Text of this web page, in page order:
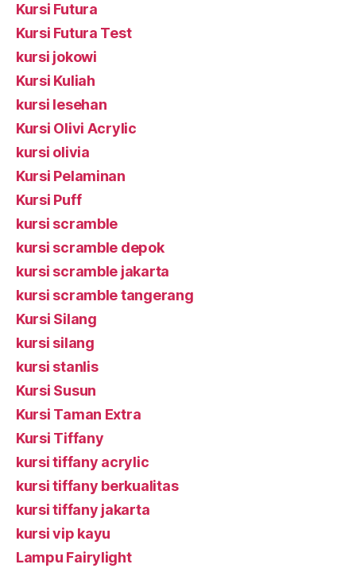
Kursi Futura
Kursi Futura Test
kursi jokowi
Kursi Kuliah
kursi lesehan
Kursi Olivi Acrylic
kursi olivia
Kursi Pelaminan
Kursi Puff
kursi scramble
kursi scramble depok
kursi scramble jakarta
kursi scramble tangerang
Kursi Silang
kursi silang
kursi stanlis
Kursi Susun
Kursi Taman Extra
Kursi Tiffany
kursi tiffany acrylic
kursi tiffany berkualitas
kursi tiffany jakarta
kursi vip kayu
Lampu Fairylight